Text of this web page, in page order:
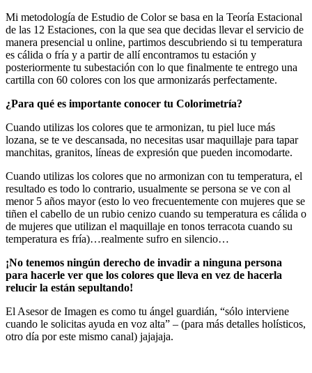
Mi metodología de Estudio de Color se basa en la Teoría Estacional
de las 12 Estaciones, con la que sea que decidas llevar el servicio de
manera presencial u online, partimos descubriendo si tu temperatura
es cálida o fría y a partir de allí encontramos tu estación y
posteriormente tu subestación con lo que finalmente te entrego una
cartilla con 60 colores con los que armonizarás perfectamente.
¿Para qué es importante conocer tu Colorimetría?
Cuando utilizas los colores que te armonizan, tu piel luce más
lozana, se te ve descansada, no necesitas usar maquillaje para tapar
manchitas, granitos, líneas de expresión que pueden incomodarte.
Cuando utilizas los colores que no armonizan con tu temperatura, el
resultado es todo lo contrario, usualmente se persona se ve con al
menor 5 años mayor (esto lo veo frecuentemente con mujeres que se
tiñen el cabello de un rubio cenizo cuando su temperatura es cálida o
de mujeres que utilizan el maquillaje en tonos terracota cuando su
temperatura es fría)…realmente sufro en silencio…
¡No tenemos ningún derecho de invadir a ninguna persona
para hacerle ver que los colores que lleva en vez de hacerla
relucir la están sepultando!
El Asesor de Imagen es como tu ángel guardián, “sólo interviene
cuando le solicitas ayuda en voz alta” – (para más detalles holísticos,
otro día por este mismo canal) jajajaja.